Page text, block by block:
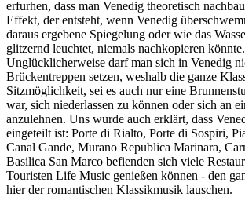
erfurhen, dass man Venedig theoretisch
Effekt, der entsteht, wenn Venedig
daraus ergebene Spiegelung oder wie das
glitzernd leuchtet, niemals nachkopieren könnte.
Unglücklicherweise darf man sich in Venedig
Brückentreppen setzen, weshalb die ganze
Sitzmöglichkeit, sei es auch nur eine
war, sich niederlassen zu können oder sich an
anzulehnen. Uns wurde auch erklärt, dass
eingeteilt ist: Porte di Rialto, Porte di Sospiri,
Canal Gande, Murano Republica Marinara,
Basilica San Marco befienden sich viele
Touristen Life Music genießen können - den
hier der romantischen Klassikmusik lauschen.